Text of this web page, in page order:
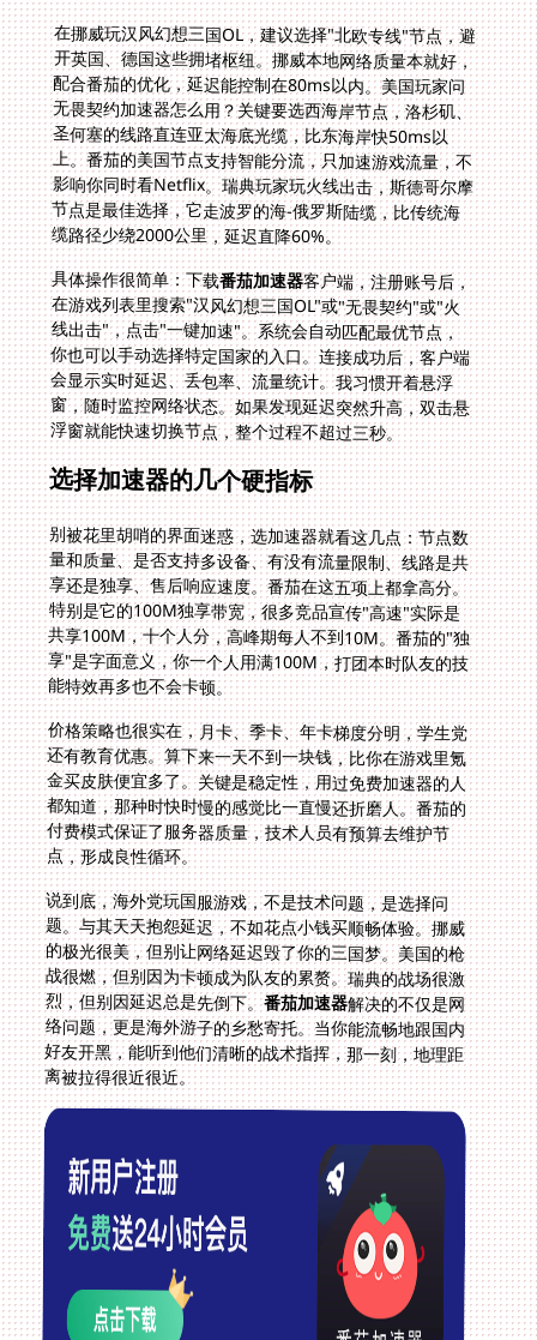
在挪威玩汉风幻想三国OL，建议选择"北欧专线"节点，避
开英国、德国这些拥堵枢纽。挪威本地网络质量本就好，
配合番茄的优化，延迟能控制在80ms以内。美国玩家问
无畏契约加速器怎么用？关键要选西海岸节点，洛杉矶、
圣何塞的线路直连亚太海底光缆，比东海岸快50ms以
上。番茄的美国节点支持智能分流，只加速游戏流量，不
影响你同时看Netflix。瑞典玩家玩火线出击，斯德哥尔摩
节点是最佳选择，它走波罗的海-俄罗斯陆缆，比传统海
缆路径少绕2000公里，延迟直降60%。
具体操作很简单：下载番茄加速器客户端，注册账号后，
在游戏列表里搜索"汉风幻想三国OL"或"无畏契约"或"火
线出击"，点击"一键加速"。系统会自动匹配最优节点，
你也可以手动选择特定国家的入口。连接成功后，客户端
会显示实时延迟、丢包率、流量统计。我习惯开着悬浮
窗，随时监控网络状态。如果发现延迟突然升高，双击悬
浮窗就能快速切换节点，整个过程不超过三秒。
选择加速器的几个硬指标
别被花里胡哨的界面迷惑，选加速器就看这几点：节点数
量和质量、是否支持多设备、有没有流量限制、线路是共
享还是独享、售后响应速度。番茄在这五项上都拿高分。
特别是它的100M独享带宽，很多竞品宣传"高速"实际是
共享100M，十个人分，高峰期每人不到10M。番茄的"独
享"是字面意义，你一个人用满100M，打团本时队友的技
能特效再多也不会卡顿。
价格策略也很实在，月卡、季卡、年卡梯度分明，学生党
还有教育优惠。算下来一天不到一块钱，比你在游戏里氪
金买皮肤便宜多了。关键是稳定性，用过免费加速器的人
都知道，那种时快时慢的感觉比一直慢还折磨人。番茄的
付费模式保证了服务器质量，技术人员有预算去维护节
点，形成良性循环。
说到底，海外党玩国服游戏，不是技术问题，是选择问
题。与其天天抱怨延迟，不如花点小钱买顺畅体验。挪威
的极光很美，但别让网络延迟毁了你的三国梦。美国的枪
战很燃，但别因为卡顿成为队友的累赘。瑞典的战场很激
烈，但别因延迟总是先倒下。番茄加速器解决的不仅是网
络问题，更是海外游子的乡愁寄托。当你能流畅地跟国内
好友开黑，能听到他们清晰的战术指挥，那一刻，地理距
离被拉得很近很近。